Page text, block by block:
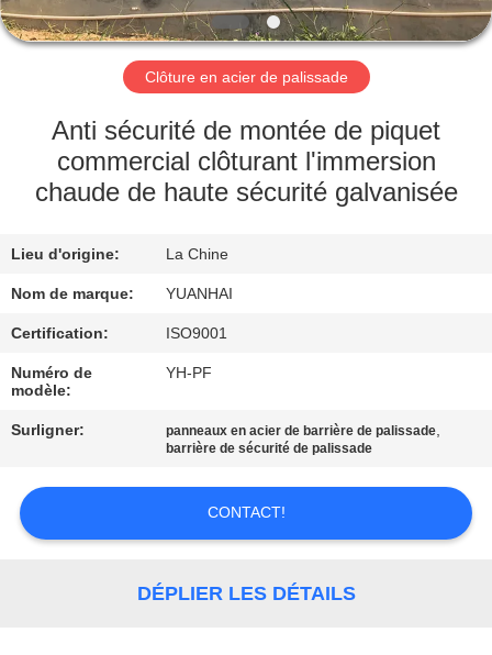
AU
NOUS
D'USINE
CONTRÔLE
DE
QUALITÉ
NOUS
NOUVELLES
Clôture en acier de palissade
Anti sécurité de montée de piquet
commercial clôturant l'immersion
chaude de haute sécurité galvanisée
Lieu d'origine: La Chine
Nom de marque: YUANHAI
Certification: ISO9001
Numéro de
modèle:
YH-PF
Surligner: panneaux en acier de barrière de palissade,
barrière de sécurité de palissade
CONTACT!
DÉPLIER LES DÉTAILS